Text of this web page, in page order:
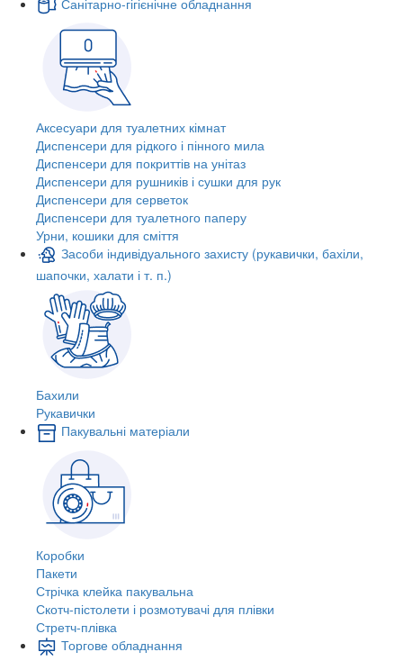
Аксесуари для туалетних кімнат
Диспенсери для рідкого і пінного мила
Диспенсери для покриттів на унітаз
Диспенсери для рушників і сушки для рук
Диспенсери для серветок
Диспенсери для туалетного паперу
Урни, кошики для сміття
Засоби індивідуального захисту (рукавички, бахіли,
шапочки, халати і т. п.)
Бахили
Рукавички
Пакувальні матеріали
Коробки
Пакети
Стрічка клейка пакувальна
Скотч-пістолети і розмотувачі для плівки
Стретч-плівка
Торгове обладнання